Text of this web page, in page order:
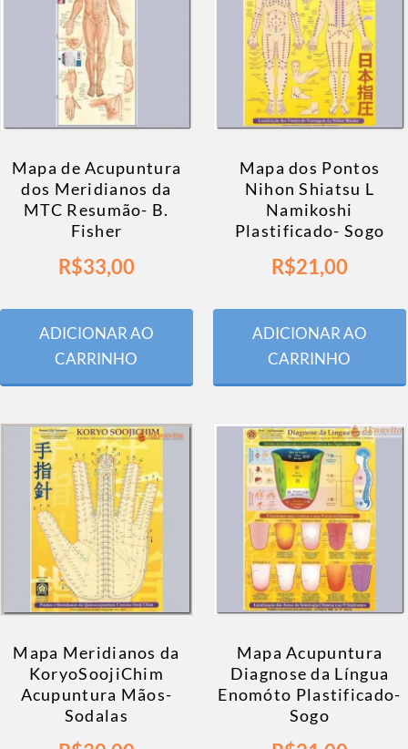
Mapa de Acupuntura
dos Meridianos da
MTC Resumão- B.
Fisher
R$33,00
ADICIONAR AO
CARRINHO
Mapa dos Pontos
Nihon Shiatsu L
Namikoshi
Plastificado- Sogo
R$21,00
ADICIONAR AO
CARRINHO
Mapa Meridianos da
KoryoSoojiChim
Acupuntura Mãos-
Sodalas
Mapa Acupuntura
Diagnose da Língua
Enomóto Plastificado-
Sogo